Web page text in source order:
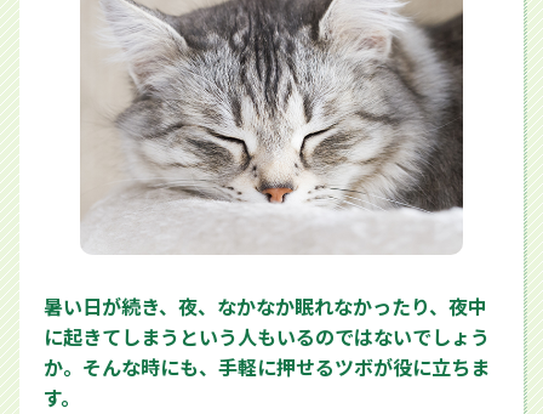
暑い日が続き、夜、なかなか眠れなかったり、夜中
に起きてしまうという人もいるのではないでしょう
か。そんな時にも、手軽に押せるツボが役に立ちま
す。